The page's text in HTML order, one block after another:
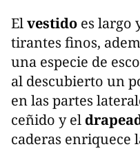
Elvestido es largo
tirantes finos,
una especie de
al descubierto un
en las partes
ceñido y el
caderas enriquece